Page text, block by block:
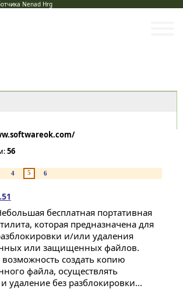
Nenad Hrg
56
4 5 6
бесплатная портативная
которая предназначена для
и/или удаления
или защищенных файлов.
возможность создать копию
файла, осуществлять
и удаление без разблокировки...